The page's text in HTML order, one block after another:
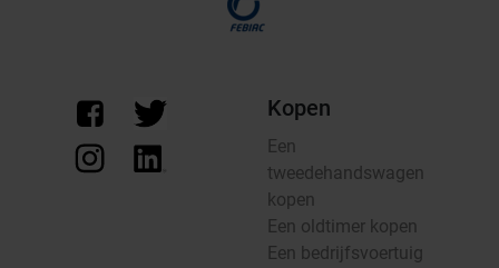
Kopen
Een
tweedehandswagen
kopen
Een oldtimer kopen
Een bedrijfsvoertuig